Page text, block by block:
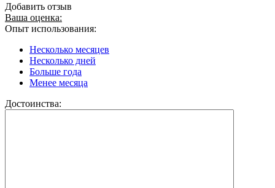
Добавить отзыв
Ваша оценка:
Опыт использования:
Несколько месяцев
Несколько дней
Больше года
Менее месяца
Достоинства: